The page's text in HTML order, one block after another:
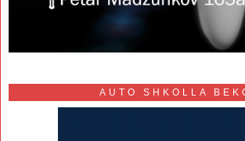
AUTO SHKOLLA